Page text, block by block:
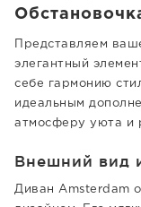
Представляем
элегантный
себе гармонию
идеальным
атмосферу уюта и
Внешний вид
Диван Amsterdam